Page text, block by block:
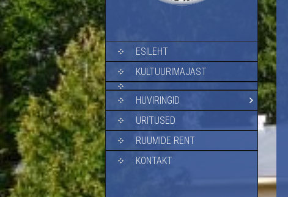
SKIP TO CONTENT
ESILEHT
KULTUURIMAJAST
HUVIRINGID
ÜRITUSED
RUUMIDE RENT
KONTAKT